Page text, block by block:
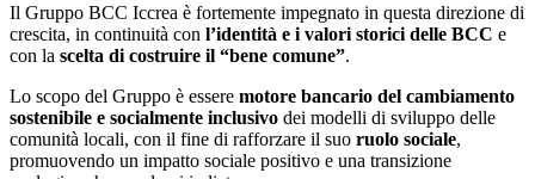
Il Gruppo BCC Iccrea è fortemente impegnato in questa direzione di
crescita, in continuità con l’identità e i valori storici delle BCC e
con la scelta di costruire il “bene comune”.
Lo scopo del Gruppo è essere motore bancario del cambiamento
sostenibile e socialmente inclusivo dei modelli di sviluppo delle
comunità locali, con il fine di rafforzare il suo ruolo sociale,
promuovendo un impatto sociale positivo e una transizione